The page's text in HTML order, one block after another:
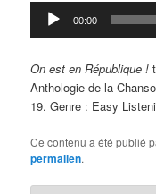
Lecteur
audio
00:00
On est en République !
Anthologie de la
19. Genre : Easy
Ce contenu a été publié
permalien.